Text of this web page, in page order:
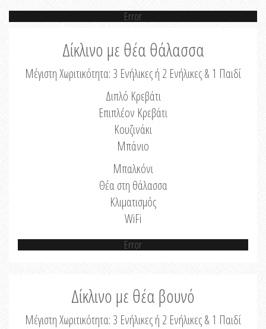
Error
Δίκλινο με θέα θάλασσα
Μέγιστη Χωριτικότητα: 3 Ενήλικες ή 2 Ενήλικες & 1 Παιδί
Διπλό Κρεβάτι
Επιπλέον Κρεβάτι
Κουζινάκι
Μπάνιο
Μπαλκόνι
Θέα στη θάλασσα
Κλιματισμός
WiFi
Error
Δίκλινο με θέα βουνό
Μέγιστη Χωριτικότητα: 3 Ενήλικες ή 2 Ενήλικες & 1 Παιδί